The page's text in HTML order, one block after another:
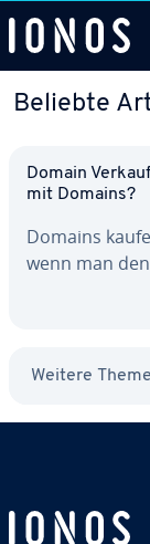
Beliebte
Domain
mit Domains?
Domains
wenn man
Weitere